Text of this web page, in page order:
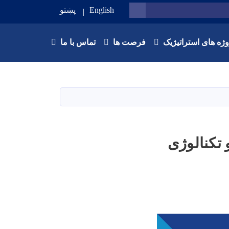
SEARCH
English پښتو
های استراتیژیک فرصت ها تماس با ما
تکنالوژی